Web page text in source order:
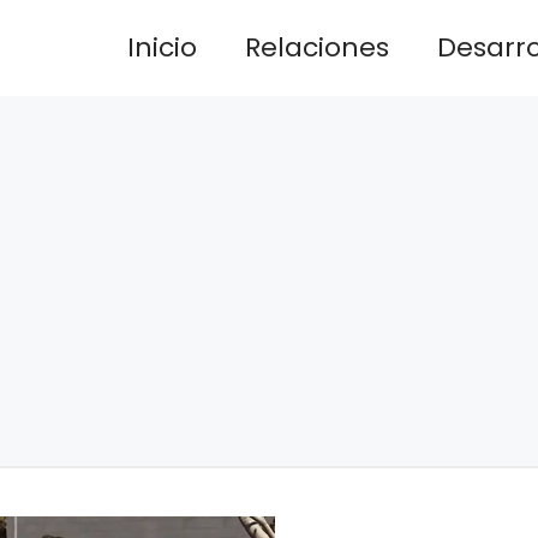
Inicio Relaciones